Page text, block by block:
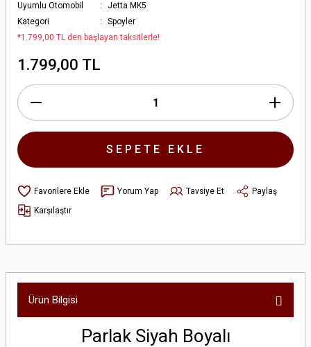
Uyumlu Otomobil
Jetta MK5
Kategori
Spoyler
*1.799,00 TL den başlayan taksitlerle!
1.799,00 TL
SEPETE EKLE
Yorum Yap Tavsiye Et
Paylaş
Karşılaştır
Ürün Bilgisi
Parlak Siyah Boyalı